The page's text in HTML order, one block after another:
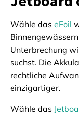
Wähle das eFoil
Unterbrechung
suchst. Die
rechtliche
einzigartiger.
Wähle das